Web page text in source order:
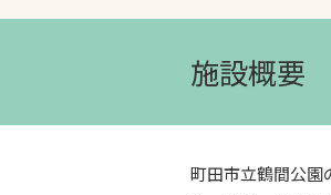
施設概要
町田市立鶴間公園